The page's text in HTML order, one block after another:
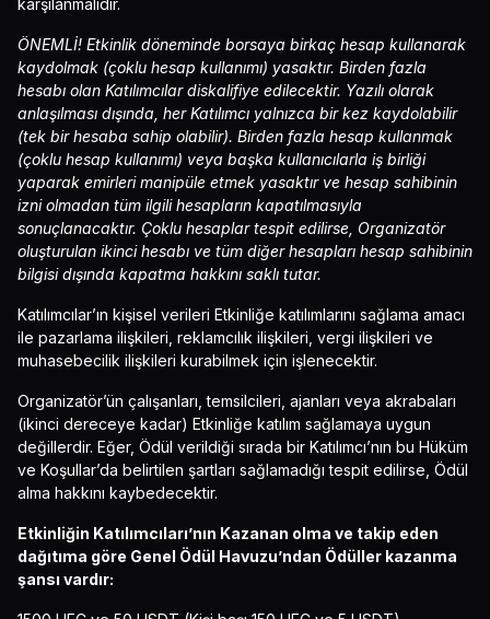
karşılanmalıdır.
ÖNEMLİ! Etkinlik döneminde borsaya birkaç hesap kullanarak
kaydolmak (çoklu hesap kullanımı) yasaktır. Birden fazla
hesabı olan Katılımcılar diskalifiye edilecektir. Yazılı olarak
anlaşılması dışında, her Katılımcı yalnızca bir kez kaydolabilir
(tek bir hesaba sahip olabilir). Birden fazla hesap kullanmak
(çoklu hesap kullanımı) veya başka kullanıcılarla iş birliği
yaparak emirleri manipüle etmek yasaktır ve hesap sahibinin
izni olmadan tüm ilgili hesapların kapatılmasıyla
sonuçlanacaktır. Çoklu hesaplar tespit edilirse, Organizatör
oluşturulan ikinci hesabı ve tüm diğer hesapları hesap sahibinin
bilgisi dışında kapatma hakkını saklı tutar.
Katılımcılar’ın kişisel verileri Etkinliğe katılımlarını sağlama amacı
ile pazarlama ilişkileri, reklamcılık ilişkileri, vergi ilişkileri ve
muhasebecilik ilişkileri kurabilmek için işlenecektir.
Organizatör’ün çalışanları, temsilcileri, ajanları veya akrabaları
(ikinci dereceye kadar) Etkinliğe katılım sağlamaya uygun
değillerdir. Eğer, Ödül verildiği sırada bir Katılımcı’nın bu Hüküm
ve Koşullar’da belirtilen şartları sağlamadığı tespit edilirse, Ödül
alma hakkını kaybedecektir.
Etkinliğin Katılımcıları’nın Kazanan olma ve takip eden
dağıtıma göre Genel Ödül Havuzu’ndan Ödüller kazanma
şansı vardır: